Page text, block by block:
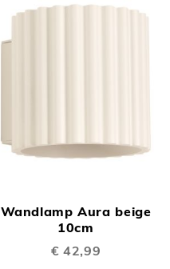
Wandlamp Aura beige
10cm
€ 42,99